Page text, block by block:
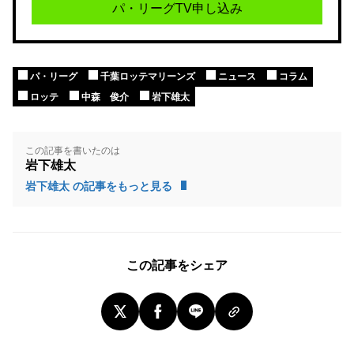
パ・リーグTV申し込み
パ・リーグ 千葉ロッテマリーンズ ニュース
コラム
ロッテ
中森 俊介 岩下雄太
この記事を書いたのは
岩下雄太
岩下雄太 の記事をもっと見る
この記事をシェア